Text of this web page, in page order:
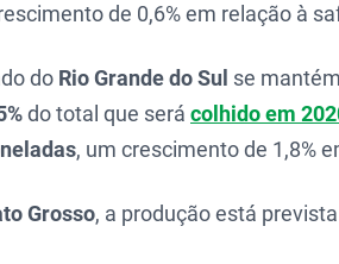
de 0,6% em relação à
do Rio Grande do Sul se
do total que será colhido em
, um crescimento de 1,8%
Grosso, a produção está